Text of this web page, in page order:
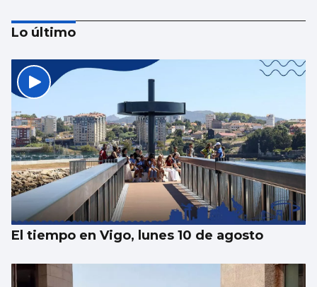
BAIXO MIÑO
Las autocaravanas saturan A Guarda
Lo último
El tiempo en Vigo, lunes 10 de agosto